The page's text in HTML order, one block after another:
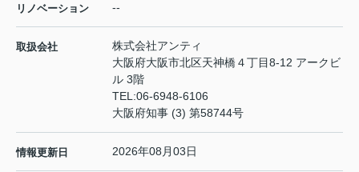
リノベーション --
取扱会社
株式会社アンティ
大阪府大阪市北区天神橋４丁目8-12 アークビ
ル 3階
TEL:06-6948-6106
大阪府知事 (3) 第58744号
情報更新日 2026年08月03日